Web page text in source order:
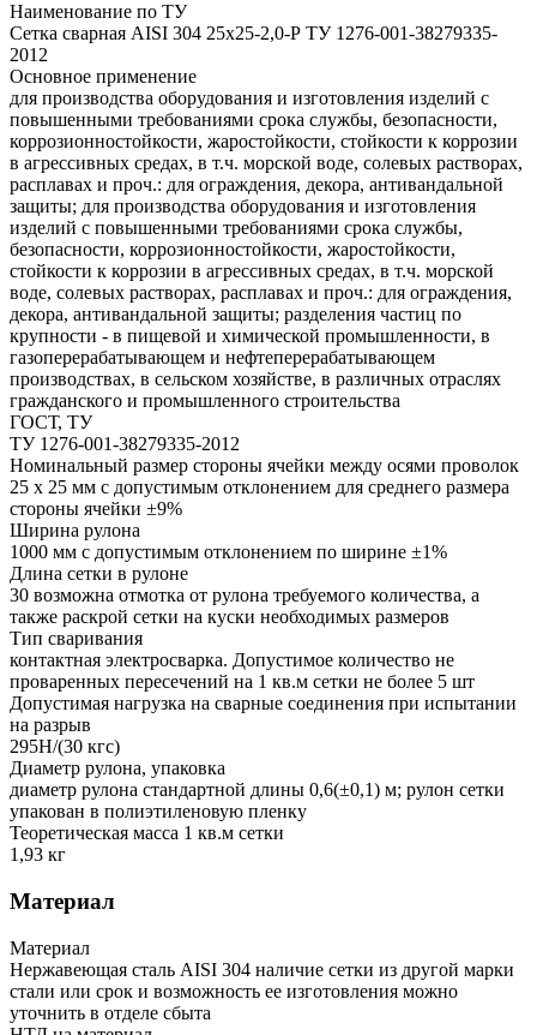
Наименование по ТУ
Сетка сварная AISI 304 25х25-2,0-Р ТУ 1276-001-38279335-
2012
Основное применение
для производства оборудования и изготовления изделий с
повышенными требованиями срока службы, безопасности,
коррозионностойкости, жаростойкости, стойкости к коррозии
в агрессивных средах, в т.ч. морской воде, солевых растворах,
расплавах и проч.: для ограждения, декора, антивандальной
защиты; для производства оборудования и изготовления
изделий с повышенными требованиями срока службы,
безопасности, коррозионностойкости, жаростойкости,
стойкости к коррозии в агрессивных средах, в т.ч. морской
воде, солевых растворах, расплавах и проч.: для ограждения,
декора, антивандальной защиты; разделения частиц по
крупности - в пищевой и химической промышленности, в
газоперерабатывающем и нефтеперерабатывающем
производствах, в сельском хозяйстве, в различных отраслях
гражданского и промышленного строительства
ГОСТ, ТУ
ТУ 1276-001-38279335-2012
Номинальный размер стороны ячейки между осями проволок
25 х 25 мм с допустимым отклонением для среднего размера
стороны ячейки ±9%
Ширина рулона
1000 мм с допустимым отклонением по ширине ±1%
Длина сетки в рулоне
30 возможна отмотка от рулона требуемого количества, а
также раскрой сетки на куски необходимых размеров
Тип сваривания
контактная электросварка. Допустимое количество не
проваренных пересечений на 1 кв.м сетки не более 5 шт
Допустимая нагрузка на сварные соединения при испытании
на разрыв
295Н/(30 кгс)
Диаметр рулона, упаковка
диаметр рулона стандартной длины 0,6(±0,1) м; рулон сетки
упакован в полиэтиленовую пленку
Теоретическая масса 1 кв.м сетки
1,93 кг
Материал
Материал
Нержавеющая сталь AISI 304 наличие сетки из другой марки
стали или срок и возможность ее изготовления можно
уточнить в отделе сбыта